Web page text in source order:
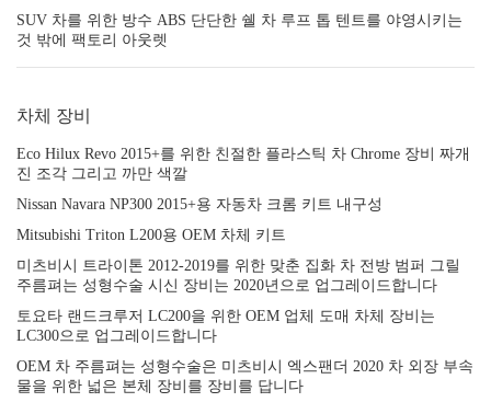
SUV 차를 위한 방수 ABS 단단한 쉘 차 루프 톱 텐트를 야영시키는
것 밖에 팩토리 아웃렛
차체 장비
Eco Hilux Revo 2015+를 위한 친절한 플라스틱 차 Chrome 장비 짜개
진 조각 그리고 까만 색깔
Nissan Navara NP300 2015+용 자동차 크롬 키트 내구성
Mitsubishi Triton L200용 OEM 차체 키트
미츠비시 트라이톤 2012-2019를 위한 맞춘 집화 차 전방 범퍼 그릴
주름펴는 성형수술 시신 장비는 2020년으로 업그레이드합니다
토요타 랜드크루저 LC200을 위한 OEM 업체 도매 차체 장비는
LC300으로 업그레이드합니다
OEM 차 주름펴는 성형수술은 미츠비시 엑스팬더 2020 차 외장 부속
물을 위한 넓은 본체 장비를 장비를 답니다